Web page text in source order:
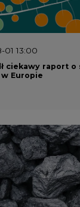
01 13:00
ciekawy raport o
Europie